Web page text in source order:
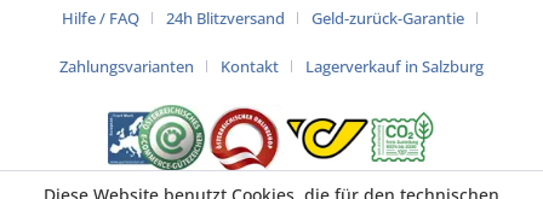
Hilfe / FAQ 24h Blitzversand Geld-zurück-Garantie
Zahlungsvarianten Kontakt Lagerverkauf in Salzburg